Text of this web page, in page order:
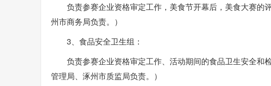
负责参赛企业资格审定工作，美食节开幕后，美食大赛
州市商务局负责。）
3、食品安全卫生组：
负责参赛企业资格审定工作、活动期间的食品卫生安全
管理局、涿州市质监局负责。）